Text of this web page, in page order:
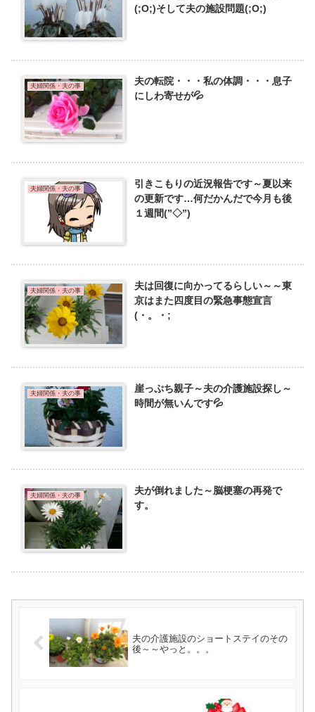
(;O;)そして夫の施設問題(;O;)
夫婦関係・夫の事
夫の転院・・・私の体調・・・息子
にしわ寄せが💦
夫婦関係・夫の事
引きこもりの近況報告です～夏以来
の更新です…何だかんだで今月も後
１週間(”◇”)ゞ
夫婦関係・夫の事
夫は回復に向かってるらしい～～東
京はまた四度目の緊急事態宣言
(・。・;
夫婦関係・夫の事
崖っぷち親子～夫の介護施設探し～
時間が無いんです💦
夫婦関係・夫の事
夫が倒れました～脳梗塞の再発で
す。
夫の介護施設のショートステイのその
後～～やっと。。。